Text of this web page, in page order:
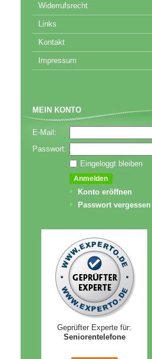
Widerrufsrecht
Links
Kontakt
Impressum
MEIN KONTO
E-Mail:
Passwort:
Eingeloggt bleiben
Konto eröffnen
Passwort vergessen
Geprüfter Experte für:
Seniorentelefone